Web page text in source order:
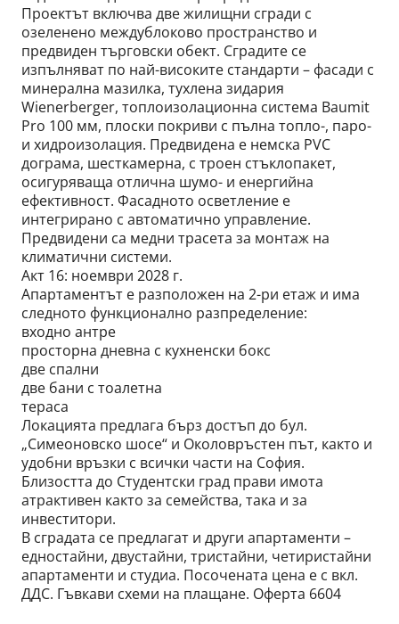
Проектът включва две жилищни сгради с
озеленено междублоково пространство и
предвиден търговски обект. Сградите се
изпълняват по най-високите стандарти – фасади с
минерална мазилка, тухлена зидария
Wienerberger, топлоизолационна система Baumit
Pro 100 мм, плоски покриви с пълна топло-, паро-
и хидроизолация. Предвидена е немска PVC
дограма, шесткамерна, с троен стъклопакет,
осигуряваща отлична шумо- и енергийна
ефективност. Фасадното осветление е
интегрирано с автоматично управление.
Предвидени са медни трасета за монтаж на
климатични системи.
Акт 16: ноември 2028 г.
Апартаментът е разположен на 2-ри етаж и има
следното функционално разпределение:
входно антре
просторна дневна с кухненски бокс
две спални
две бани с тоалетна
тераса
Локацията предлага бърз достъп до бул.
„Симеоновско шосе“ и Околовръстен път, както и
удобни връзки с всички части на София.
Близостта до Студентски град прави имота
атрактивен както за семейства, така и за
инвеститори.
В сградата се предлагат и други апартаменти –
едностайни, двустайни, тристайни, четиристайни
апартаменти и студиа. Посочената цена е с вкл.
ДДС. Гъвкави схеми на плащане. Оферта 6604